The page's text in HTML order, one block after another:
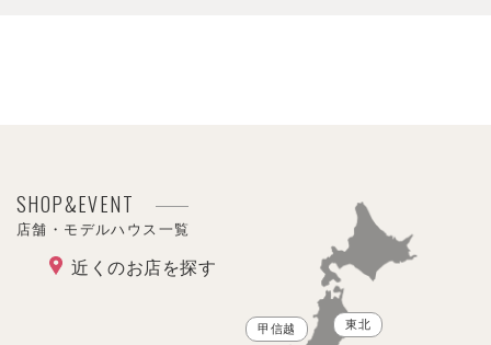
SHOP&EVENT
店舗・モデルハウス一覧
近くのお店を探す
東北
甲信越